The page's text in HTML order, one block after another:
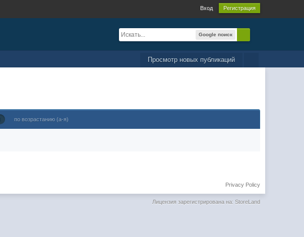
Вход Регистрация
Google поиск
Просмотр новых публикаций
по возрастанию (а-я)
Privacy Policy
Лицензия зарегистрирована на: StoreLand